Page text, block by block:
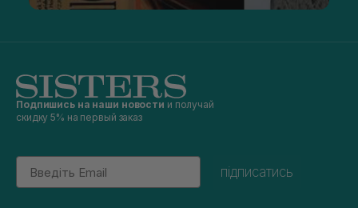
Подпишись на наши новости и получай
скидку 5% на первый заказ
Email
підписатись